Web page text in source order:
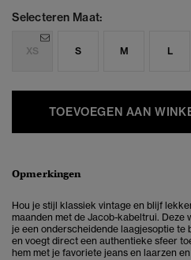
Selecteren Maat:
XS S M L
TOEVOEGEN AAN
Opmerkingen
Hou je stijl klassiek vintage en blijf
maanden met de Jacob-kabeltrui. Deze
je een onderscheidende laagjesoptie te
en voegt direct een authentieke sfeer
hem met je favoriete jeans en laarzen